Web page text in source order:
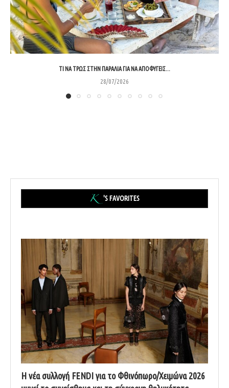
ΤΙ ΝΑ ΤΡΩΣ ΣΤΗΝ ΠΑΡΑΛΊΑ ΓΙΑ ΝΑ ΑΠΟΦΎΓΕΙΣ...
28/07/2026
'S FAVORITES
Η νέα συλλογή FENDI για το Φθινόπωρο/Χειμώνα 2026